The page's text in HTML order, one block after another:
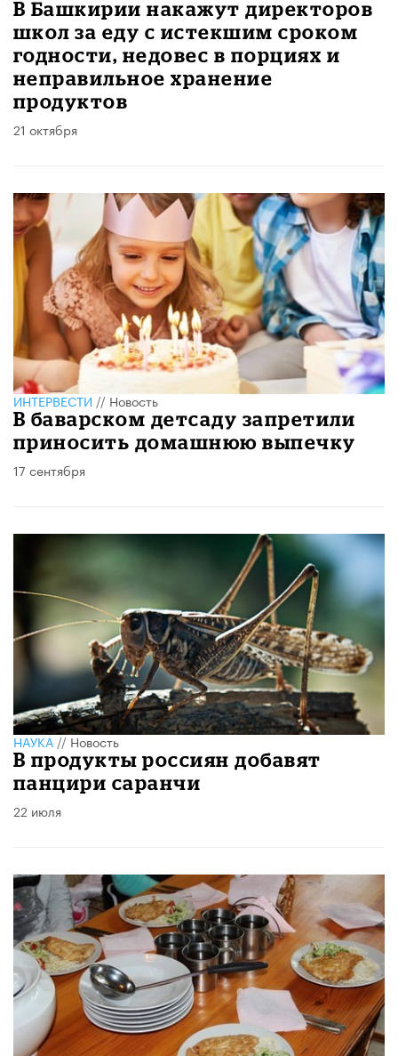
В Башкирии накажут директоров
школ за еду с истекшим сроком
годности, недовес в порциях и
неправильное хранение
продуктов
21 октября
ИНТЕРВЕСТИ// Новость
В баварском детсаду запретили
приносить домашнюю выпечку
17 сентября
НАУКА//Новость
В продукты россиян добавят
панцири саранчи
22 июля